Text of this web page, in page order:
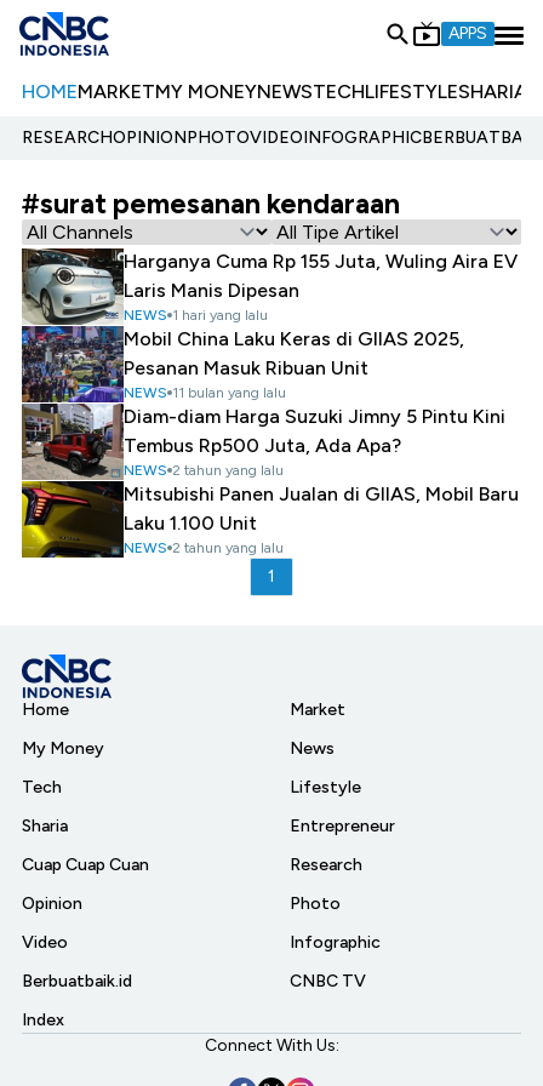
APPS
HOMEMARKETMY MONEYNEWSTECHLIFESTYLESHARIA
RESEARCHOPINIONPHOTOVIDEOINFOGRAPHIC
#surat pemesanan kendaraan
Harganya Cuma Rp 155 Juta, Wuling Aira EV
Laris Manis Dipesan
NEWS 1 hari yang lalu
Mobil China Laku Keras di GIIAS 2025,
Pesanan Masuk Ribuan Unit
NEWS 11 bulan yang lalu
Diam-diam Harga Suzuki Jimny 5 Pintu Kini
Tembus Rp500 Juta, Ada Apa?
NEWS 2 tahun yang lalu
Mitsubishi Panen Jualan di GIIAS, Mobil Baru
Laku 1.100 Unit
NEWS 2 tahun yang lalu
1
Home
My Money
Tech
Sharia
Cuap Cuap Cuan
Opinion
Video
Berbuatbaik.id
Index
Market
News
Lifestyle
Entrepreneur
Research
Photo
Infographic
CNBC TV
Connect With Us: